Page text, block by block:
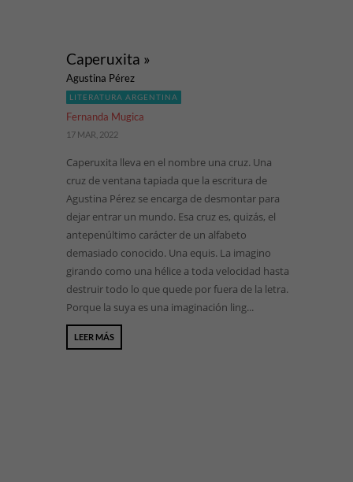
Caperuxita »
Agustina Pérez
LITERATURA ARGENTINA
Fernanda Mugica
17 MAR, 2022
Caperuxita lleva en el nombre una cruz. Una
cruz de ventana tapiada que la escritura de
Agustina Pérez se encarga de desmontar para
dejar entrar un mundo. Esa cruz es, quizás, el
antepenúltimo carácter de un alfabeto
demasiado conocido. Una equis. La imagino
girando como una hélice a toda velocidad hasta
destruir todo lo que quede por fuera de la letra.
Porque la suya es una imaginación ling...
LEER MÁS